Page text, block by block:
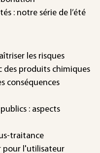
: notre série de l’été
les risques
des produits chimiques
conséquences
: aspects
traitance
pour l'utilisateur